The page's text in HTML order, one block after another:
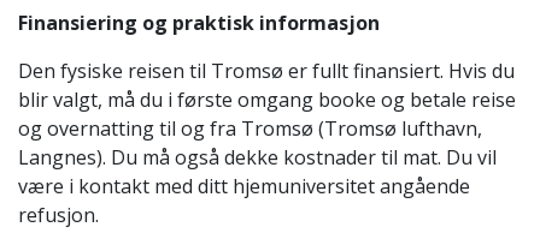
Finansiering og praktisk informasjon
Den fysiske reisen til Tromsø er fullt finansiert. Hvis du
blir valgt, må du i første omgang booke og betale reise
og overnatting til og fra Tromsø (Tromsø lufthavn,
Langnes). Du må også dekke kostnader til mat. Du vil
være i kontakt med ditt hjemuniversitet angående
refusjon.